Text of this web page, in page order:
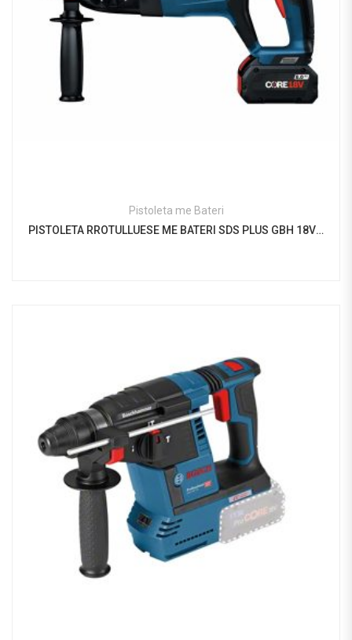
Pistoleta me Bateri
PISTOLETA RROTULLUESE ME BATERI SDS PLUS GBH 18V – 26 D